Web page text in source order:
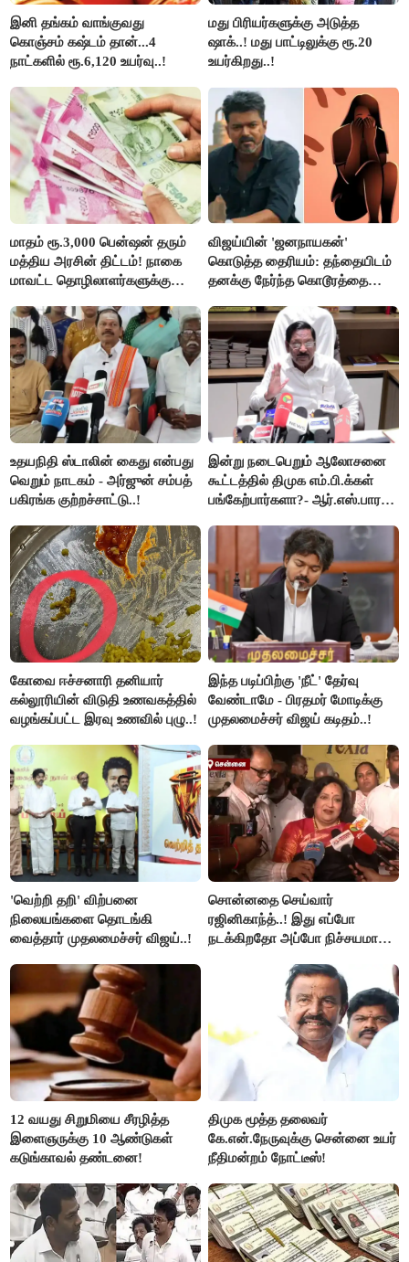
இனி தங்கம் வாங்குவது
கொஞ்சம் கஷ்டம் தான்...4
நாட்களில் ரூ.6,120 உயர்வு..!
மது பிரியர்களுக்கு அடுத்த
ஷாக்..! மது பாட்டிலுக்கு ரூ.20
உயர்கிறது..!
மாதம் ரூ.3,000 பென்ஷன் தரும்
மத்திய அரசின் திட்டம்! நாகை
மாவட்ட தொழிலாளர்களுக்கு
செய்தி!
விஜய்யின் 'ஜனநாயகன்'
கொடுத்த தைரியம்: தந்தையிடம்
தனக்கு நேர்ந்த கொடூரத்தை
உதயநிதி ஸ்டாலின் கைது என்பது
வெறும் நாடகம் - அர்ஜுன் சம்பத்
பகிரங்க குற்றச்சாட்டு..!
இன்று நடைபெறும் ஆலோசனை
கூட்டத்தில் திமுக எம்.பி.க்கள்
பங்கேற்பார்களா?- ஆர்.எஸ்.பாரதி
கோவை ஈச்சனாரி தனியார்
கல்லூரியின் விடுதி உணவகத்தில்
வழங்கப்பட்ட இரவு உணவில் புழு..!
இந்த படிப்பிற்கு 'நீட்' தேர்வு
வேண்டாமே - பிரதமர் மோடிக்கு
முதலமைச்சர் விஜய் கடிதம்..!
'வெற்றி தறி' விற்பனை
நிலையங்களை தொடங்கி
வைத்தார் முதலமைச்சர் விஜய்..!
சொன்னதை செய்வார்
ரஜினிகாந்த்..! இது எப்போ
நடக்கிறதோ அப்போ நிச்சயமாக
ரஜினிகாந்த்..!
12 வயது சிறுமியை சீரழித்த
இளைஞருக்கு 10 ஆண்டுகள்
கடுங்காவல் தண்டனை!
திமுக மூத்த தலைவர்
கே.என்.நேருவுக்கு சென்னை உயர்
நீதிமன்றம் நோட்டீஸ்!